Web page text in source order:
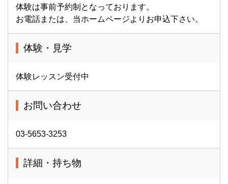
体験は事前予約制となっております。
お電話または、当ホームページよりお申込下さい。
体験・見学
体験レッスン受付中
お問い合わせ
03-5653-3253
詳細・持ち物